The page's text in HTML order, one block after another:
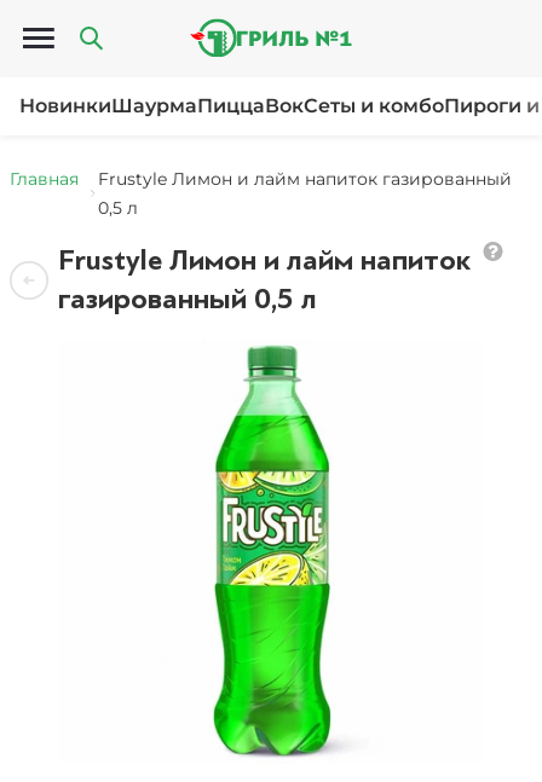
Открыть меню
НовинкиШаурмаПиццаВокСеты и комбоПироги
Главная
Frustyle Лимон и лайм напиток газированный
0,5 л
Frustyle Лимон и лайм напиток
газированный 0,5 л